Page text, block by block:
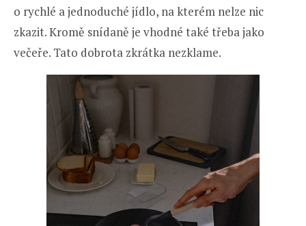
o rychlé a jednoduché jídlo, na kterém nelze nic
zkazit. Kromě snídaně je vhodné také třeba jako
večeře. Tato dobrota zkrátka nezklame.